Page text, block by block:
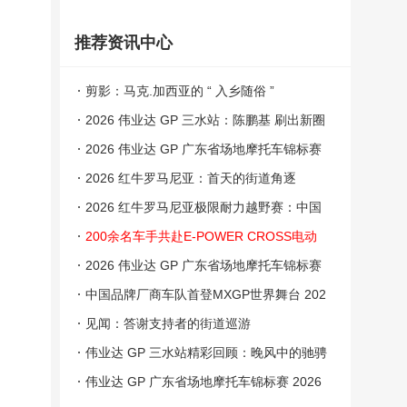
推荐资讯中心
剪影：马克.加西亚的 “ 入乡随俗 ”
2026 伟业达 GP 三水站：陈鹏基 刷出新圈
速
2026 伟业达 GP 广东省场地摩托车锦标赛
三水站：跌宕起伏的较量
2026 红牛罗马尼亚：首天的街道角逐
2026 红牛罗马尼亚极限耐力越野赛：中国
阵营
200余名车手共赴E-POWER CROSS电动
越野崇礼站盛宴
2026 伟业达 GP 广东省场地摩托车锦标赛
三水站：成绩
中国品牌厂商车队首登MXGP世界舞台 202
6世界摩托车越野锦标赛中国上海站9月举行
见闻：答谢支持者的街道巡游
伟业达 GP 三水站精彩回顾：晚风中的驰骋
伟业达 GP 广东省场地摩托车锦标赛 2026